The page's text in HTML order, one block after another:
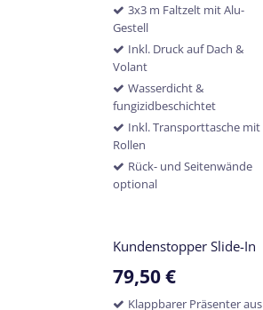
3x3 m Faltzelt mit Alu-
Gestell
Inkl. Druck auf Dach &
Volant
Wasserdicht &
fungizidbeschichtet
Inkl. Transporttasche mit
Rollen
Rück- und Seitenwände
optional
Kundenstopper Slide-In
79,50€
Klappbarer Präsenter aus